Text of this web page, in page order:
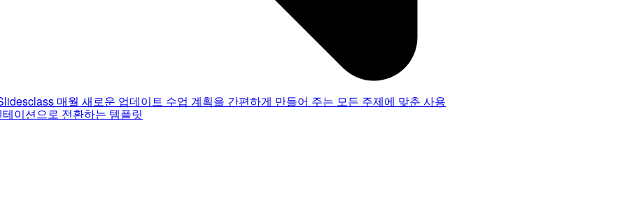
매월 새로운 업데이트 수업 계획을 간편하게 만들어 주는 모든 주제에 맞춘 사용
이션으로 전환하는 템플릿